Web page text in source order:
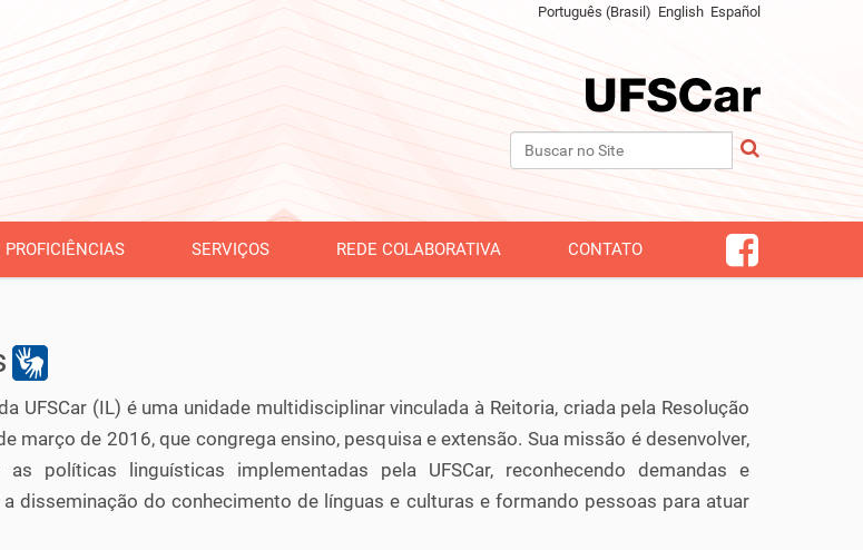
Busca
Busca Avançada…
Português (Brasil) English Español
PROFICIÊNCIAS SERVIÇOS REDE COLABORATIVA CONTATO
UFSCar (IL) é uma unidade multidisciplinar vinculada à Reitoria, criada pela Resolução
março de 2016, que congrega ensino, pesquisa e extensão. Sua missão é desenvolver,
as políticas linguísticas implementadas pela UFSCar, reconhecendo demandas e
disseminação do conhecimento de línguas e culturas e formando pessoas para atuar